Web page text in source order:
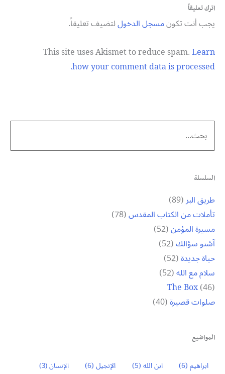
اترك تعليقاً
يجب أنت تكونمسجل الدخوللتضيف تعليقاً.
This site uses Akismet to reduce spam.Learn
how your comment data is processed.
Search
for:
السلسلة
طريق البر(89)
تأملات من الكتاب المقدس(78)
مسيرة المؤمن(52)
آشنو سؤالك(52)
حياة جديدة(52)
سلام مع الله(52)
The Box(46)
صلوات قصيرة(40)
المواضيع
ابراهيم(6) ابن الله(5) الإنجيل(6) الإنسان(3)